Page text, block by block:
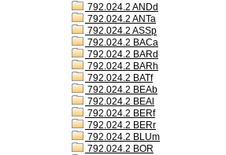
792.024.2 ANDd
792.024.2 ANTa
792.024.2 ASSp
792.024.2 BACa
792.024.2 BARd
792.024.2 BARh
792.024.2 BATf
792.024.2 BEAb
792.024.2 BEAl
792.024.2 BERf
792.024.2 BERr
792.024.2 BLUm
792.024.2 BOR